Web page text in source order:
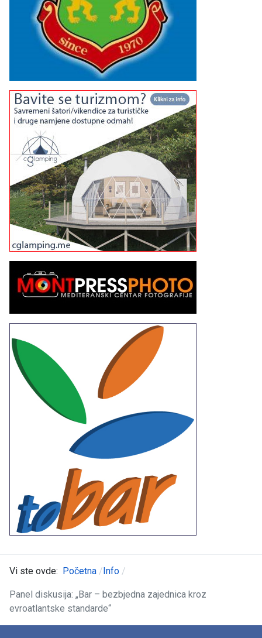
Vi ste ovde: Početna Info
Panel diskusija: „Bar – bezbjedna zajednica kroz
evroatlantske standarde“